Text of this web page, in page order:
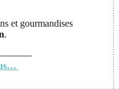
et gourmandises
.